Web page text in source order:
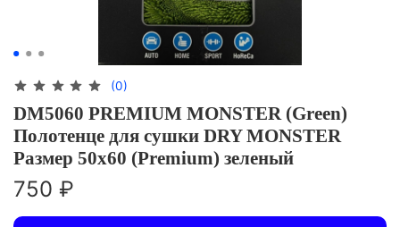
(0)
DM5060 PREMIUM MONSTER (Green)
Полотенце для сушки DRY MONSTER
Размер 50х60 (Premium) зеленый
750 ₽